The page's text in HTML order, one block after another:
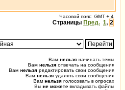
Часовой пояс: GMT + 4
Страницы Пред. 1, 2
Вам нельзя начинать темы
Вам нельзя отвечать на сообщения
Вам нельзя редактировать свои сообщения
Вам нельзя удалять свои сообщения
Вам нельзя голосовать в опросах
Вы не можете вкладывать файлы